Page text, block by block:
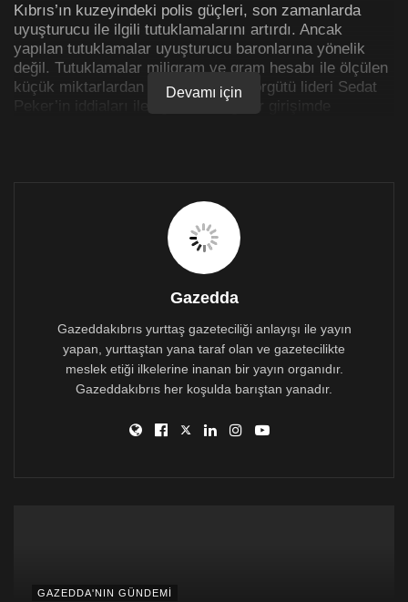
Kıbrıs’ın kuzeyindeki polis güçleri, son zamanlarda
uyuşturucu ile ilgili tutuklamalarını artırdı. Ancak
yapılan tutuklamalar uyuşturucu baronlarına yönelik
değil. Tutuklamalar miligram ve gram hesabı ile ölçülen
küçük miktarlardan oluşurken, suç örgütü lideri Sedat
Peker’in iddiaları ile ilgili herhangi bir girişimde
operasyonlar düzenlediğiyle ilgili haberlere değinerek,
uyuşturucu iddiaları ile ilgili adım atılmamasına
Murat’ın açıklaması şöyle:
Geçmişe nazaran son zamanlarda
Peker videolarındaki uyuşturucu ticareti iddiaları
ardından),Polis Müdürlüğü’nün Narkotik bölümünün hız
kesmeden (!) operasyon yaptığı ve bunların sürekli
haberleştirildiği dikkatimi çekiyor. Tesadüf mü, bence
değil. Mesela bugün 100 MİLİGRAM yakalanmış! Acaba
küçük aracılar ve kullanıcılardan sonra, büyük
patronlara da sıra gelir mi? Kim bilir canım…
Devamı için
Gazedda
Gazeddakıbrıs yurttaş gazeteciliği anlayışı ile yayın
yapan, yurttaştan yana taraf olan ve gazetecilikte
meslek etiği ilkelerine inanan bir yayın organıdır.
Gazeddakıbrıs her koşulda barıştan yanadır.
GAZEDDA'NIN GÜNDEMİ